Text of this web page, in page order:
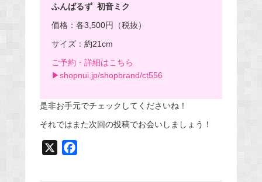
ふんばるず 初音ミク
価格：各3,500円（税抜）
サイズ：約21cm
ご予約・詳細はこちら
▶︎shopnui.jp/shopbrand/ct556
是非お手元でチェックしてくださいね！
それではまた次回の投稿でお会いしましょう！